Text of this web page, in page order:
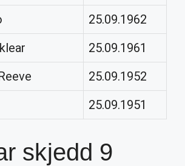
25.09.1962
25.09.1961
25.09.1952
25.09.1951
skjedd 9